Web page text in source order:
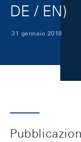
DE / EN)
31 gennaio 2018